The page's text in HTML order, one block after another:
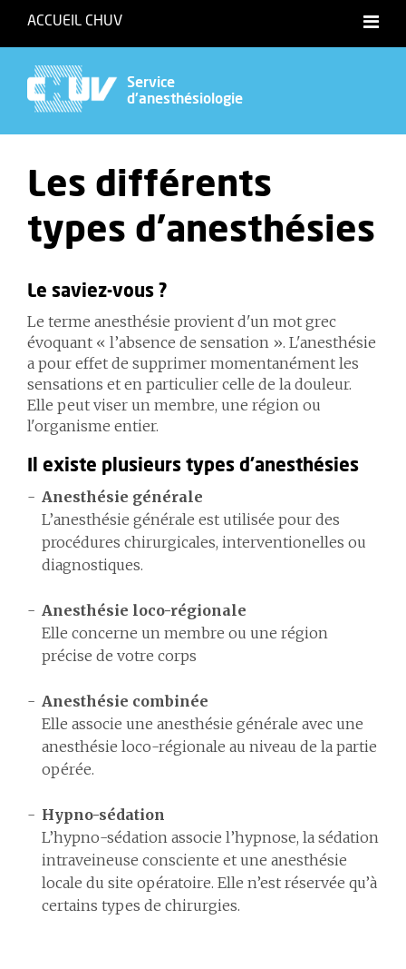
ACCUEIL CHUV
Service
d'anesthésiologie
Les différents
types d'anesthésies
Le saviez-vous ?
Le terme anesthésie provient d'un mot grec
évoquant « l’absence de sensation ». L'anesthésie
a pour effet de supprimer momentanément les
sensations et en particulier celle de la douleur.
Elle peut viser un membre, une région ou
l'organisme entier.
Il existe plusieurs types d’anesthésies
Anesthésie générale
L’anesthésie générale est utilisée pour des
procédures chirurgicales, interventionelles ou
diagnostiques.
Anesthésie loco-régionale
Elle concerne un membre ou une région
précise de votre corps
Anesthésie combinée
Elle associe une anesthésie générale avec une
anesthésie loco-régionale au niveau de la partie
opérée.
Hypno-sédation
L’hypno-sédation associe l’hypnose, la sédation
intraveineuse consciente et une anesthésie
locale du site opératoire. Elle n’est réservée qu’à
certains types de chirurgies.